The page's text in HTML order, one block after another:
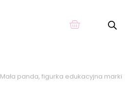
Mała panda, figurka edukacyjna marki